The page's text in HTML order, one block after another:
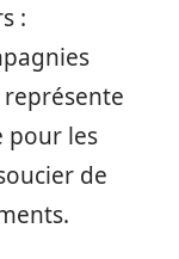
:
représente
pour les
de